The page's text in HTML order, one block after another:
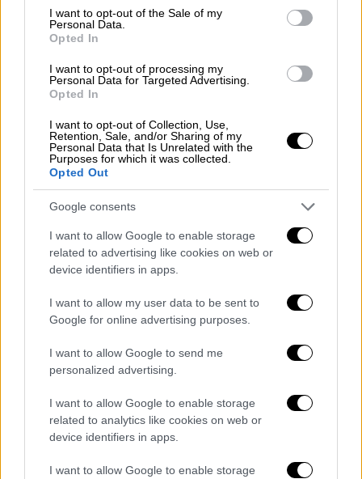
consent section.
I want to opt-out of the Sale of my
Personal Data.
Opted In
I want to opt-out of processing my
Personal Data for Targeted Advertising.
Opted In
I want to opt-out of Collection, Use,
Retention, Sale, and/or Sharing of my
Personal Data that Is Unrelated with the
Purposes for which it was collected.
Opted Out
Google consents
I want to allow Google to enable storage
related to advertising like cookies on web or
device identifiers in apps.
I want to allow my user data to be sent to
Google for online advertising purposes.
I want to allow Google to send me
personalized advertising.
I want to allow Google to enable storage
related to analytics like cookies on web or
device identifiers in apps.
I want to allow Google to enable storage
|03.02.2026 13:53
Μνημείο προσβολής προς όλους το
βίντεο του ΕΟΠΑΕ για την απεξάρτηση
Με... AI χρήστη και απαξιωτικό ύφος προς
τα προγράμματα κατά των ναρκωτικών που
λειτουργούσαν εδώ και δεκαετίες, ο νέος
φορέας γιορτάζει τη διάλυση όλων των
προηγούμενων...